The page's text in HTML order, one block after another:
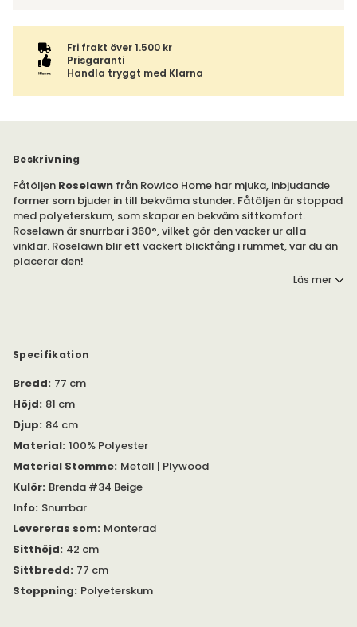
Fri frakt över 1.500 kr
Prisgaranti
Handla tryggt med Klarna
Beskrivning
Fåtöljen Roselawn från Rowico Home har mjuka, inbjudande
former som bjuder in till bekväma stunder. Fåtöljen är stoppad
med polyeterskum, som skapar en bekväm sittkomfort.
Roselawn är snurrbar i 360°, vilket gör den vacker ur alla
vinklar. Roselawn blir ett vackert blickfång i rummet, var du än
placerar den!
du än placerar den.
Fåtöljen är snurrbar i 360°, tack vare snurrfoten i metall.
Läs mer
Specifikation
Bredd: 77 cm
Höjd: 81 cm
Djup: 84 cm
Material: 100% Polyester
Material Stomme: Metall | Plywood
Kulör: Brenda #34 Beige
Info: Snurrbar
Levereras som: Monterad
Sitthöjd: 42 cm
Sittbredd: 77 cm
Stoppning: Polyeterskum